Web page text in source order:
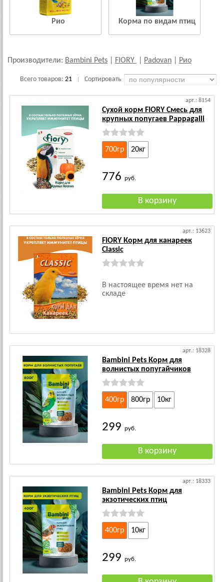
Рио Корма по видам птиц
Производители: Bambini Pets FIORY Padovan Рио
Всего товаров: 21 Сортировать
арт.: 8154
Сухой корм FIORY Смесь для
крупных попугаев Pappagalli
700гр 20кг
776 руб.
арт.: 13623
FIORY Корм для канареек
Classic
В настоящее время нет на
складе
арт.: 18328
Bambini Pets Корм для
волнистых попугайчиков
400гр 800гр 10кг
299 руб.
арт.: 18333
Bambini Pets Корм для
экзотических птиц
400гр 10кг
299 руб.